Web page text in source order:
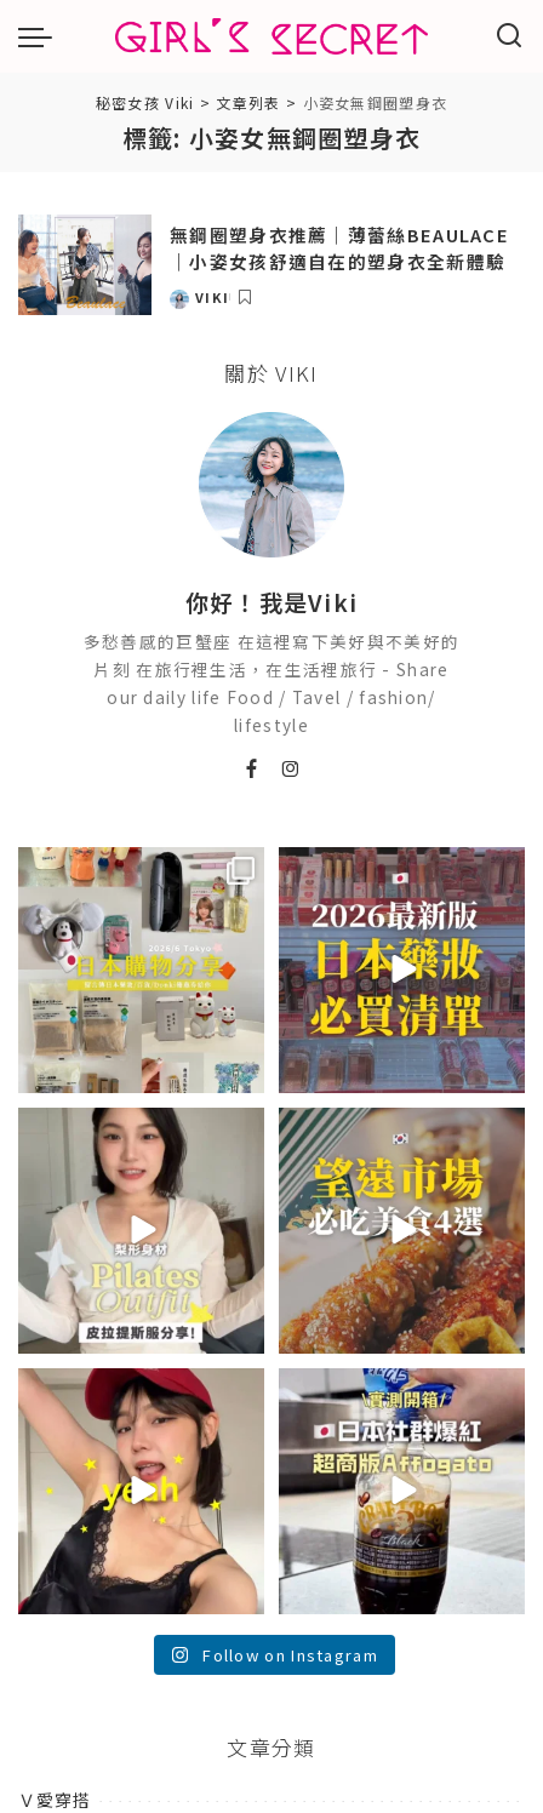
秘密女孩 Viki > 文章列表 > 小姿女無鋼圈塑身衣
標籤: 小姿女無鋼圈塑身衣
無鋼圈塑身衣推薦｜薄蕾絲BEAULACE
｜小姿女孩舒適自在的塑身衣全新體驗
POSTED
VIKI
關於 VIKI
你好！我是Viki
多愁善感的巨蟹座 在這裡寫下美好與不美好的
片刻 在旅行裡生活，在生活裡旅行 - Share
our daily life Food / Tavel / fashion/
lifestyle
💭留言「免費」傳日本藥妝店/百
貨/機場/Donki/折價券給你...
590 58
2026🇯🇵日本藥妝店必買什麼
日本最近紅什麼？...
123 20
💭留言「美背」傳🔗給你！
🏷️#吉推韓國 🇰🇷
...
49 20
\🇰🇷韓國望遠市場4家必吃美食
😋/
💭留言「望遠市場」傳地址給你
352 61
summer outfit⋆.˚✮🎧✮˚.⋆
夏日穿搭最需要單品！...
755 43
\🇯🇵日本爆紅!超商版Affogato
🍨☕️/
🏷️#吉推日本🇯🇵...
118 26
Follow on Instagram
文章分類
Ｖ愛穿搭